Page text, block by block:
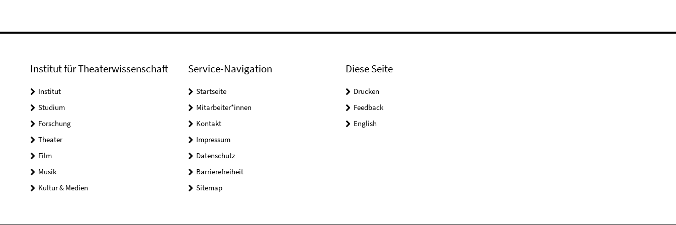
Institut für Theaterwissenschaft
Institut
Studium
Forschung
Theater
Film
Musik
Kultur & Medien
Service-Navigation
Startseite
Mitarbeiter*innen
Kontakt
Impressum
Datenschutz
Barrierefreiheit
Sitemap
Diese Seite
Drucken
Feedback
English